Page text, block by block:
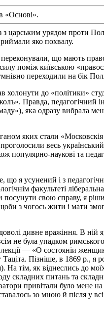
«Основі».
з царським урядом проти
яко похвалу.
що мають
силу поміж київською
переходили на бік
до «політики»
Правда, педагогічний
яка одразу вибрала
яких стали
весь
наукові та
що я усунений і з
факультеті
свою справу, я
з чогось жити і мати
дивне вражіння. В ній
не була упадком
— «О состояніи
Пізніше, в 1869 р., я
тім, як віднеслись до
складних питань та
привітали було мене
зо мною й після у